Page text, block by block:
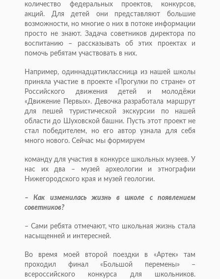
количество федеральных проектов, конкурсов,
акций. Для детей они представляют большие
возможности, но многие о них в потоке информации
просто не знают. Задача советников директора по
воспитанию – рассказывать об этих проектах и
помочь ребятам участвовать в них.
Например, одиннадцатиклассница из нашей школы
приняла участие в проекте «Прогулки по стране» от
Российского движения детей и молодёжи
«Движение Первых». Девочка разработала маршрут
для пешей туристической экскурсии по нашей
области до Шуховской башни. Пусть этот проект не
стал победителем, но его автор узнала для себя
много нового. Сейчас мы формируем
команду для участия в конкурсе школьных музеев. У
нас их два – музей археологии и этнографии
Нижегородского края и музей геологии.
– Как изменилась жизнь в школе с появлением
советников?
– Сами ребята отмечают, что школьная жизнь стала
насыщенней и интересней.
Во время моей второй поездки в «Артек» там
проходил финал «Большой перемены» –
всероссийского конкурса для школьников.